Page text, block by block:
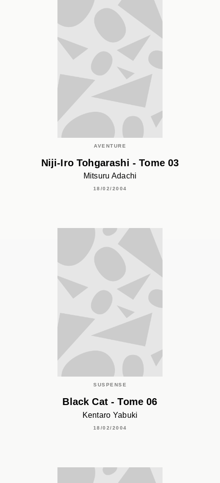
AVENTURE
Niji-Iro Tohgarashi - Tome 03
Mitsuru Adachi
18/02/2004
SUSPENSE
Black Cat - Tome 06
Kentaro Yabuki
18/02/2004